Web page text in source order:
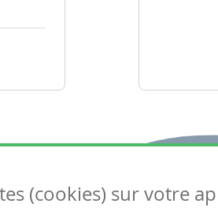
Suivez-
(cookies) sur votre